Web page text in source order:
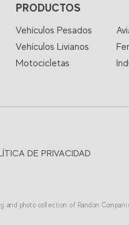
PRODUCTOS
Vehículos Pesados
Vehículos Livianos
Motocicletas
DE PRIVACIDAD
and photo collection of Randon